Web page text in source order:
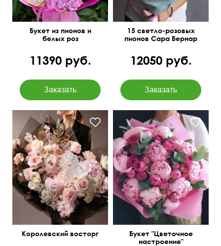
Букет из пионов и
белых роз
11390 руб.
15 светло-розовых
пионов Сара Бернар
12050 руб.
Озотамнус, орхидея
ванда, аспарагус,
сухоцветы
Королевский восторг
Пионы Голландия 11,
кустовые розы, эвкалипт
парвифолия 3
Букет "Цветочное
настроение"